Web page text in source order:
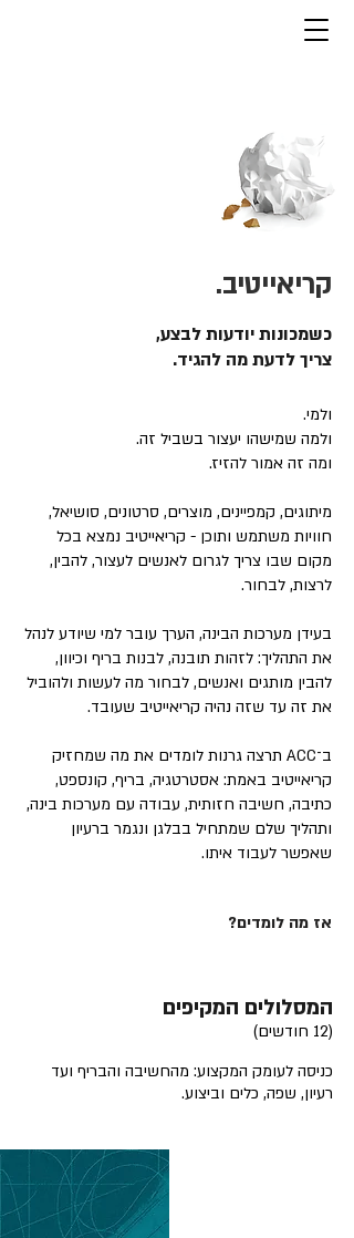
קריאייטיב.
כשמכונות יודעות לבצע,
צריך לדעת מה להגיד.
ולמי.
ולמה שמישהו יעצור בשביל זה.
ומה זה אמור להזיז.
מיתוגים, קמפיינים, מוצרים, סרטונים, סושיאל,
חוויות משתמש ותוכן - קריאייטיב נמצא בכל
מקום שבו צריך לגרום לאנשים לעצור, להבין,
לרצות, לבחור.
בעידן מערכות הבינה, הערך עובר למי שיודע לנהל
את התהליך: לזהות תובנה, לבנות בריף וכיוון,
להבין מותגים ואנשים, לבחור מה לעשות ולהוביל
את זה עד שזה נהיה קריאייטיב שעובד.
ב־ACC תרצה גרנות לומדים את מה שמחזיק
קריאייטיב באמת: אסטרטגיה, בריף, קונספט,
כתיבה, חשיבה חזותית, עבודה עם מערכות בינה,
ותהליך שלם שמתחיל בבלגן ונגמר ברעיון
שאפשר לעבוד איתו.
אז מה לומדים?
המסלולים המקיפים
(12 חודשים)
כניסה לעומק המקצוע: מהחשיבה והבריף ועד
רעיון, שפה, כלים וביצוע.